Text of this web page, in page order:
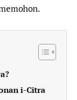
i-Citra